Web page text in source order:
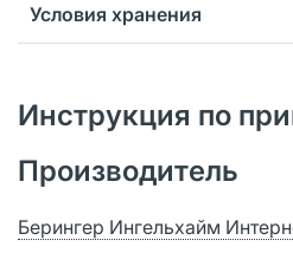
Условия хранения
Инструкция по
Производитель
Берингер Ингельхайм